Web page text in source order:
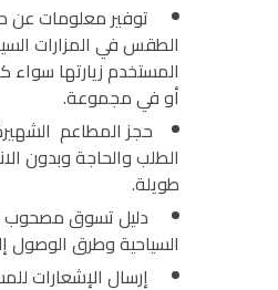
توفير معلومات عن
الطقس في المزارات
المستخدم زيارتها
أو في مجموعة.
حجز المطاعم
الطلب والحاجة وبدون
طويلة.
دليل تسوق مصحوب
السياحية وطرق الوصول
إرسال الإشعارات